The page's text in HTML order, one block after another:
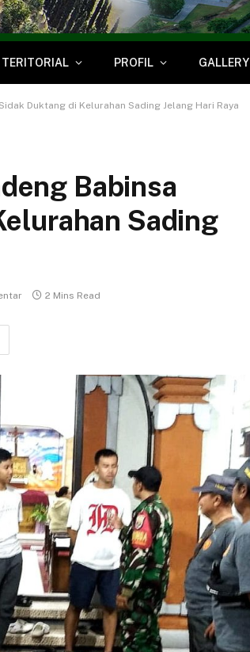
TERITORIAL PROFIL GALLERY
Duktang di Kelurahan Sading Jelang Hari Raya
Babinsa
Sading
2 Mins Read